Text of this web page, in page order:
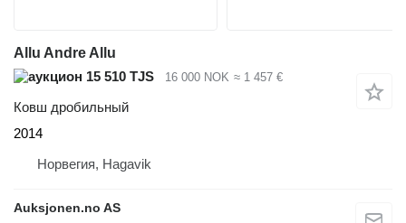
Allu Andre Allu
15 510 TJS
16 000 NOK ≈ 1 457 €
Ковш дробильный
2014
Норвегия, Hagavik
Auksjonen.no AS